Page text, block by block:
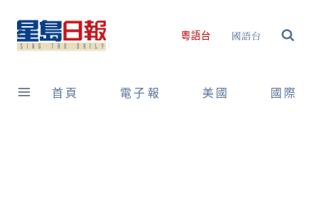
content
粵語台 國語台
首頁 電子報 美國 國際